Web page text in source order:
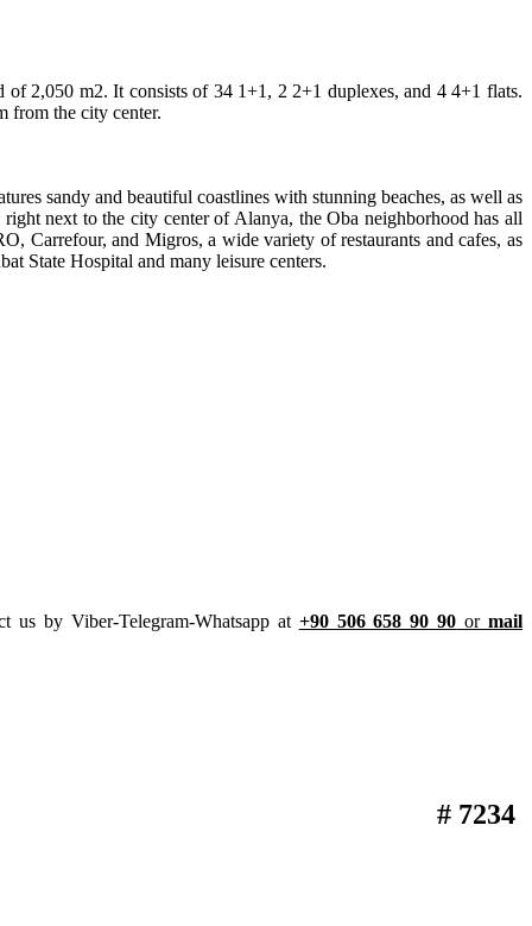
2,050 m2. It consists of 34 1+1, 2 2+1 duplexes, and 4 4+1 flats.
from the city center.
sandy and beautiful coastlines with stunning beaches, as well as
next to the city center of Alanya, the Oba neighborhood has all
Carrefour, and Migros, a wide variety of restaurants and cafes, as
State Hospital and many leisure centers.
by Viber-Telegram-Whatsapp at +90 506 658 90 90 ormail
# 7234